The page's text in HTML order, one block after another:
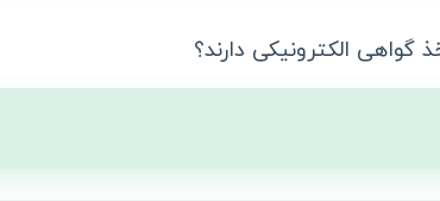
الکترونیکی دارند؟